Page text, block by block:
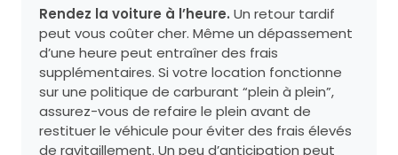
Rendez la voiture à l’heure. Un retour tardif
peut vous coûter cher. Même un dépassement
d’une heure peut entraîner des frais
supplémentaires. Si votre location fonctionne
sur une politique de carburant “plein à plein”,
assurez-vous de refaire le plein avant de
restituer le véhicule pour éviter des frais élevés
de ravitaillement. Un peu d’anticipation peut